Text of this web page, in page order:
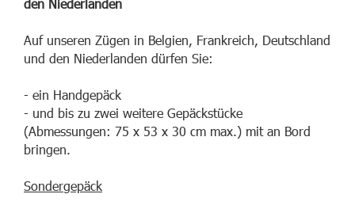
den Niederlanden
Auf unseren Zügen in Belgien, Frankreich, Deutschland
und den Niederlanden dürfen Sie:
- ein Handgepäck
- und bis zu zwei weitere Gepäckstücke
(Abmessungen: 75 x 53 x 30 cm max.) mit an Bord
bringen.
Sondergepäck